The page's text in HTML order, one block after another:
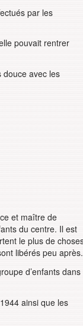
par les
pouvait rentrer
douce avec les
et maître de
du centre. Il est
le plus de
libérés peu après.
d’enfants dans
ainsi que les